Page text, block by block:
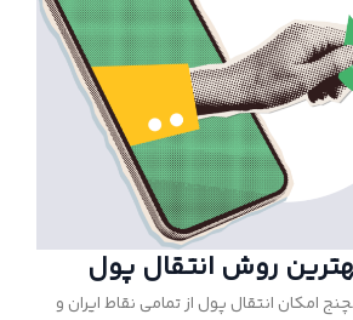
روش انتقال پول
امکان انتقال پول از تمامی نقاط ایران و